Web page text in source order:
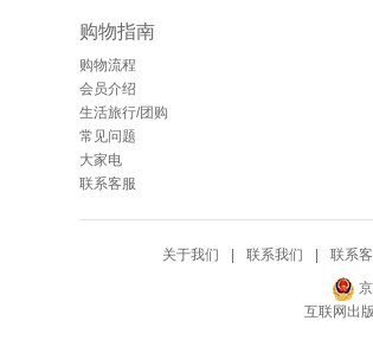
购物指南
购物流程
会员介绍
生活旅行/团购
常见问题
大家电
联系客服
关于我们 联系我们 联系
互联网出